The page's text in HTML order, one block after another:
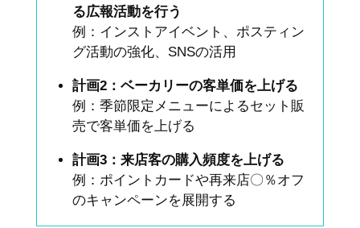
る広報活動を行う
例：インストアイベント、ポスティン
グ活動の強化、SNSの活用
計画2：ベーカリーの客単価を上げる
例：季節限定メニューによるセット販
売で客単価を上げる
計画3：来店客の購入頻度を上げる
例：ポイントカードや再来店〇％オフ
のキャンペーンを展開する